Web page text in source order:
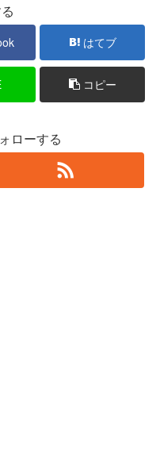
はてブ
コピー
ローする